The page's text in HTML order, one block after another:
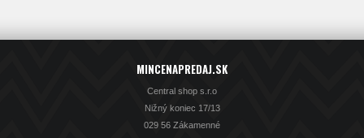
MINCENAPREDAJ.SK
Central shop s.r.o
Nižný koniec 17/13
029 56 Zákamenné